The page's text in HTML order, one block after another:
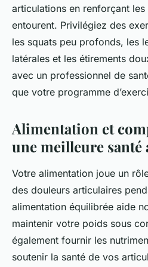
articulations en renforçant
entourent. Privilégiez des
les squats peu profonds, les
latérales et les étirements
avec un professionnel de
que votre programme
Alimentation et
une meilleure
Votre alimentation joue un
des douleurs articulaires
alimentation équilibrée aide
maintenir votre poids sous
également fournir les
soutenir la santé de vos